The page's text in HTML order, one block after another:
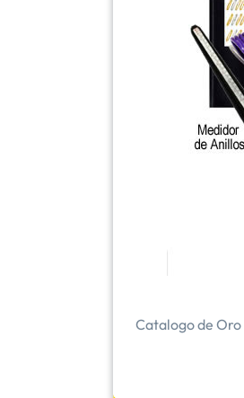
Catalogo de